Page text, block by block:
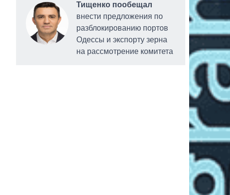
Тищенко пообещал
внести предложения по
разблокированию портов
Одессы и экспорту зерна
на рассмотрение комитета